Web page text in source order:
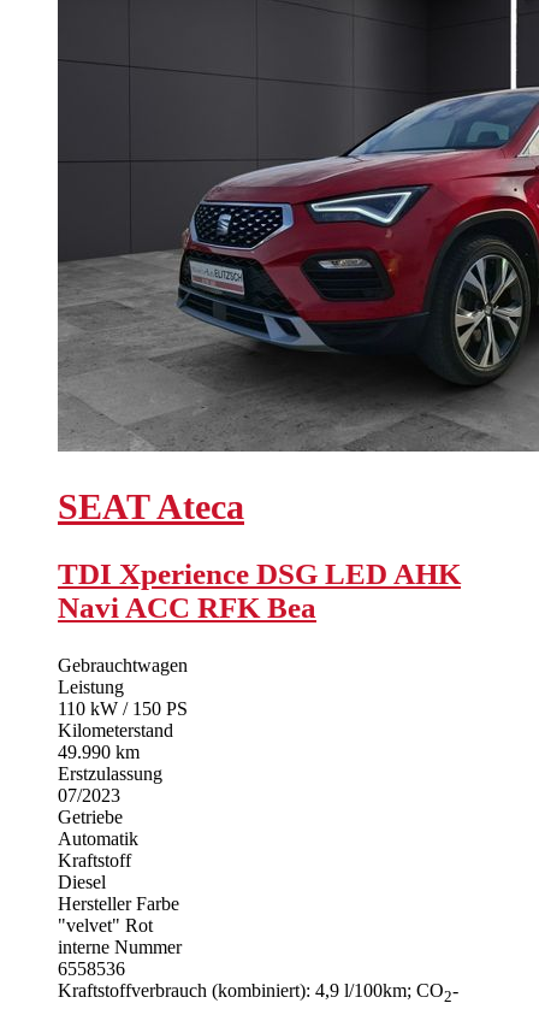
SEAT Ateca
TDI Xperience DSG LED AHK
Navi ACC RFK Bea
Gebrauchtwagen
Leistung
110 kW / 150 PS
Kilometerstand
49.990 km
Erstzulassung
07/2023
Getriebe
Automatik
Kraftstoff
Diesel
Hersteller Farbe
"velvet" Rot
interne Nummer
6558536
Kraftstoffverbrauch (kombiniert): 4,9 l/100km; CO2-